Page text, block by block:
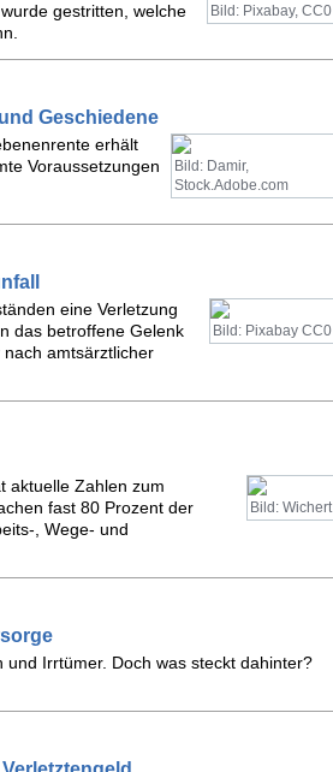
Bild: Pixabay, CC0
gestritten, welche
Geschiedene
Bild: Damir,
Stock.Adobe.com
erhält
Voraussetzungen
Bild: Pixabay CC0
eine Verletzung
das betroffene Gelenk
amtsärztlicher
Bild: Wichert
aktuelle Zahlen zum
fast 80 Prozent der
, Wege- und
Irrtümer. Doch was steckt dahinter?